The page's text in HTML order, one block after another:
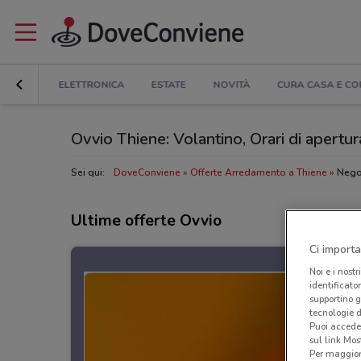
ELETTRONICA ESTATE NOVITÀ CURA CASA E
Ovvio Thiene: Volantino, Orari di
Sei qui: DoveConviene Offerte Arredamento a Thiene
Ultime offerte Ovvio
Ci
Noi e i nostri
supportino
tecnologie
Puoi
sul link
Per